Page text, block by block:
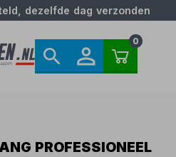
dezelfde dag verzonden
0
PROFESSIONEEL